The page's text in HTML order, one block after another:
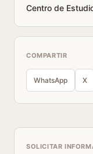
Centro de
COMPARTIR
WhatsApp X
SOLICITAR